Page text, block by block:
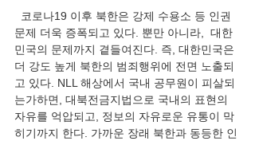
문제 더욱 증폭되고 있다. 뿐만 아니라,  대한
민국의 문제까지 곁들여진다. 즉, 대한민국은
더 강도 높게 북한의 범죄행위에 전면 노출되
고 있다. NLL 해상에서 국내 공무원이 피살되
는가하면, 대북전금지법으로 국내의 표현의
자유를 억압되고, 정보의 자유로운 유통이 막
히기까지 한다. 가까운 장래 북한과 동등한 인